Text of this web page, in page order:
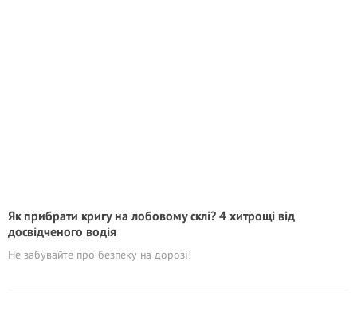
Як прибрати кригу на лобовому склі? 4 хитрощі від
досвідченого водія
Не забувайте про безпеку на дорозі!